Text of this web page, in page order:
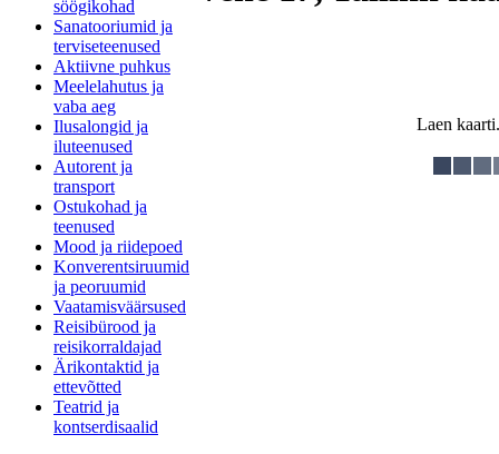
söögikohad
Sanatooriumid ja
terviseteenused
Aktiivne puhkus
Meelelahutus ja
vaba aeg
Ilusalongid ja
iluteenused
Autorent ja
transport
Ostukohad ja
teenused
Mood ja riidepoed
Konverentsiruumid
ja peoruumid
Vaatamisväärsused
Reisibürood ja
reisikorraldajad
Ärikontaktid ja
ettevõtted
Teatrid ja
kontserdisaalid
Laen